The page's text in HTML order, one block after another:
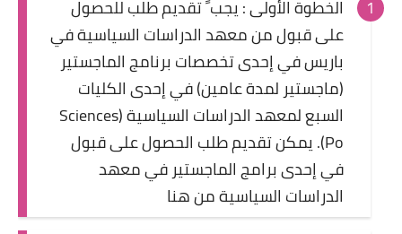
الخطوة الأولى : يجب ً تقديم طلب للحصول
على قبول من معهد الدراسات السياسية في
باريس في إحدى تخصصات برنامج الماجستير
(ماجستير لمدة عامين) في إحدى الكليات
السبع لمعهد الدراسات السياسية (Sciences
Po). يمكن تقديم طلب الحصول على قبول
في إحدى برامج الماجستير في معهد
الدراسات السياسية من هنا